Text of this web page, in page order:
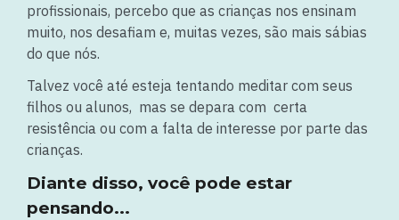
profissionais, percebo que as crianças nos ensinam
muito, nos desafiam e, muitas vezes, são mais sábias
do que nós.
Talvez você até esteja tentando meditar com seus
filhos ou alunos, mas se depara com certa
resistência ou com a falta de interesse por parte das
crianças.
Diante disso, você pode estar
pensando...